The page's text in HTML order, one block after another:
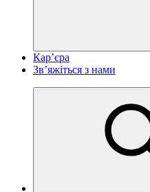
Кар’єра
Зв’яжіться з нами